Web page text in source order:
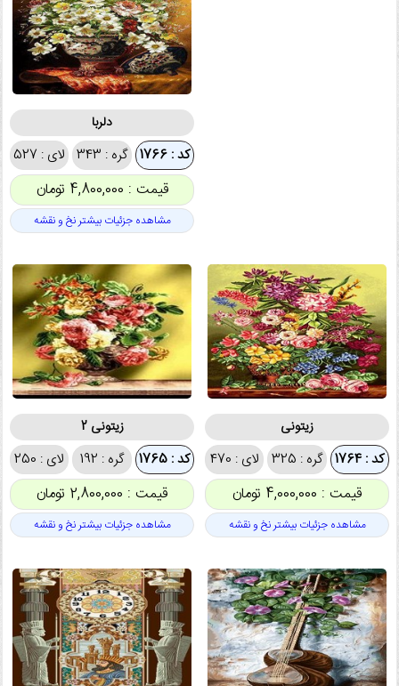
دلربا
کد : 1766 گره : 343 لای : 527
قیمت : 4,800,000 تومان
مشاهده جزئیات بیشتر نخ و نقشه
زیتونی
کد : 1764 گره : 325 لای : 470
قیمت : 4,000,000 تومان
مشاهده جزئیات بیشتر نخ و نقشه
زیتونی 2
کد : 1765 گره : 192 لای : 250
قیمت : 2,800,000 تومان
مشاهده جزئیات بیشتر نخ و نقشه